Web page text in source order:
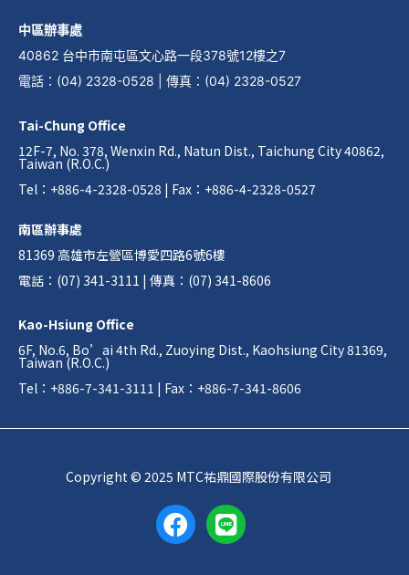
中區辦事處
40862 台中市南屯區文心路一段378號12樓之7
電話 ： (04) 2328-0528 傳真 ： (04) 2328-0527
Tai-Chung Office
12F-7, No. 378, Wenxin Rd., Natun Dist., Taichung City 40862,
Taiwan (R.O.C.)
Tel：+886-4-2328-0528 | Fax：+886-4-2328-0527
南區辦事處
81369 高雄市左營區博愛四路6號6樓
電話：(07) 341-3111 | 傳真：(07) 341-8606
Kao-Hsiung Office
6F, No.6, Bo’ai 4th Rd., Zuoying Dist., Kaohsiung City 81369,
Taiwan (R.O.C.)
Tel：+886-7-341-3111 | Fax：+886-7-341-8606
Copyright © 2025 MTC祐鼎國際股份有限公司